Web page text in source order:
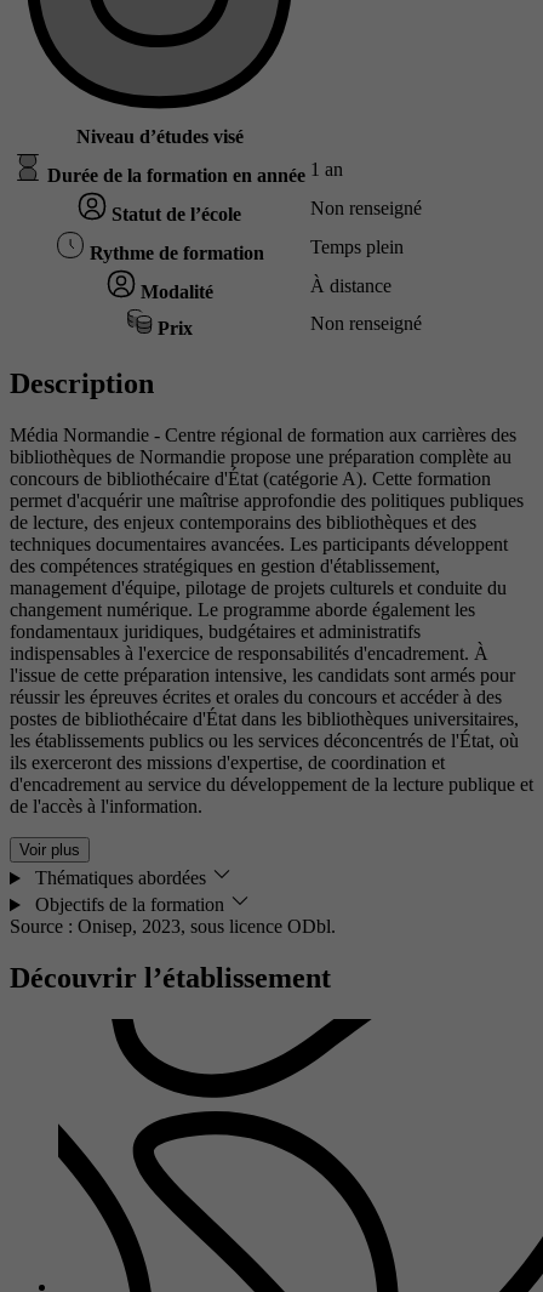
Niveau d’études visé
Durée de la formation en année 1 an
Statut de l’école Non renseigné
Rythme de formation Temps plein
Modalité À distance
Prix Non renseigné
Description
Média Normandie - Centre régional de formation aux carrières des
bibliothèques de Normandie propose une préparation complète au
concours de bibliothécaire d'État (catégorie A). Cette formation
permet d'acquérir une maîtrise approfondie des politiques publiques
de lecture, des enjeux contemporains des bibliothèques et des
techniques documentaires avancées. Les participants développent
des compétences stratégiques en gestion d'établissement,
management d'équipe, pilotage de projets culturels et conduite du
changement numérique. Le programme aborde également les
fondamentaux juridiques, budgétaires et administratifs
indispensables à l'exercice de responsabilités d'encadrement. À
l'issue de cette préparation intensive, les candidats sont armés pour
réussir les épreuves écrites et orales du concours et accéder à des
postes de bibliothécaire d'État dans les bibliothèques universitaires,
les établissements publics ou les services déconcentrés de l'État, où
ils exerceront des missions d'expertise, de coordination et
d'encadrement au service du développement de la lecture publique et
de l'accès à l'information.
Voir plus
Thématiques abordées
Objectifs de la formation
Source : Onisep, 2023, sous licence ODbl.
Découvrir l’établissement